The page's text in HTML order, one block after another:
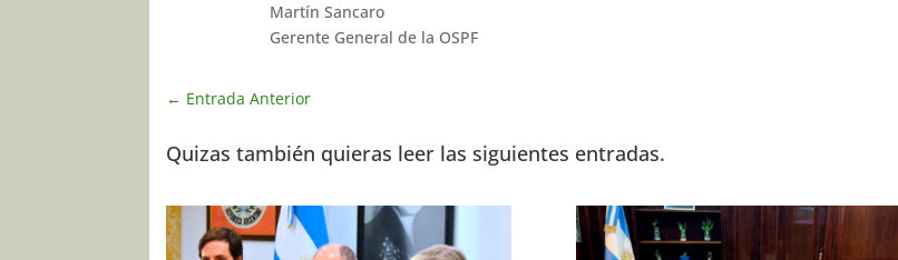
Martín Sancaro
Gerente General de la OSPF
← Entrada Anterior
Quizas también quieras leer las siguientes entradas.